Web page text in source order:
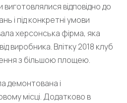
відповідно до
і під конкретні умови
херсонська фірма, яка
виробника. Влітку 2018 клуб
з більшою площею.
демонтована і
місці. Додатково в